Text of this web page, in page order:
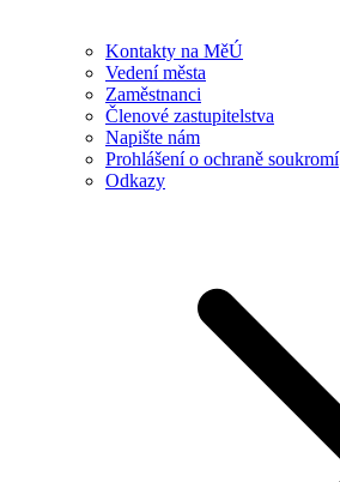
Kontakty na MěÚ
Vedení města
Zaměstnanci
Členové zastupitelstva
Napište nám
Prohlášení o ochraně soukromí
Odkazy